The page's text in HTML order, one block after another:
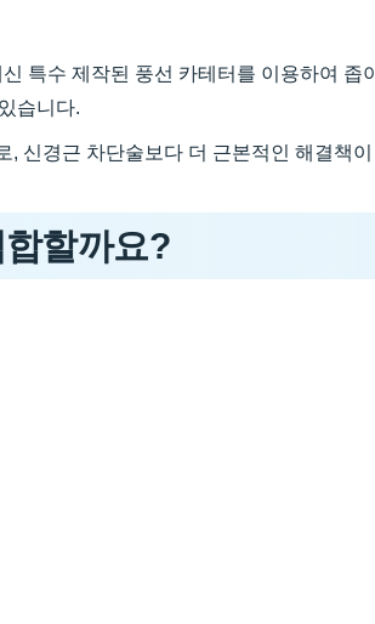
특수 제작된 풍선 카테터를 이용하여
습니다.
신경근 차단술보다 더 근본적인 해결책
할까요?